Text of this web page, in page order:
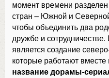
момент времени
стран – Южной и
чтобы объединить два
дружбе и
является создание
которые работают вместе
название дорамы-